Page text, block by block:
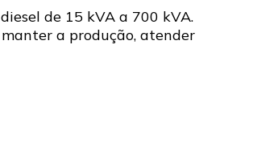
de 15 kVA a 700 kVA.
a produção, atender